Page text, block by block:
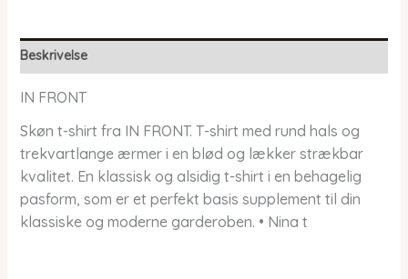
Beskrivelse
IN FRONT
Skøn t-shirt fra IN FRONT. T-shirt med rund hals og
trekvartlange ærmer i en blød og lækker strækbar
kvalitet. En klassisk og alsidig t-shirt i en behagelig
pasform, som er et perfekt basis supplement til din
klassiske og moderne garderoben. • Nina t